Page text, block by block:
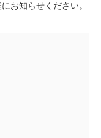
お知らせください。